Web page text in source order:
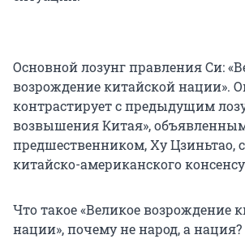
Основной лозунг правления Си:
возрождение китайской нации».
контрастирует с предыдущим
возвышения Китая»,
предшественником, Ху Цзиньтао,
китайско-американского
Что такое «Великое возрождение
нации», почему не народ, а